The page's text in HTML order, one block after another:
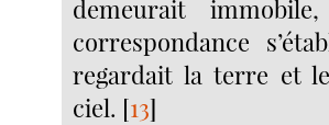
demeurait
correspondance
regardait la terre et
ciel. [13]